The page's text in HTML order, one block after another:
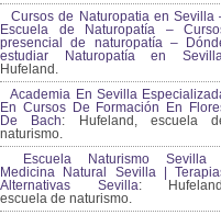
Cursos de Naturopatia en Sevilla
Escuela de Naturopatía –
presencial de naturopatía –
estudiar Naturopatía en
Hufeland.
Academia En Sevilla
En Cursos De Formación En
De Bach: Hufeland, escuela
naturismo.
Escuela Naturismo Sevilla |
Medicina Natural Sevilla |
Alternativas Sevilla:
escuela de naturismo.